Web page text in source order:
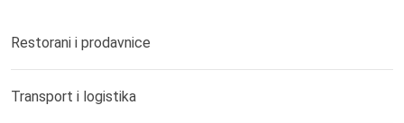
Restorani i prodavnice
Transport i logistika